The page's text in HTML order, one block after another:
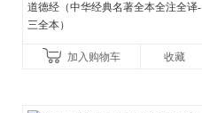
道德经（中华经典名著全本全注全译-
三全本）
加入购物车 收藏